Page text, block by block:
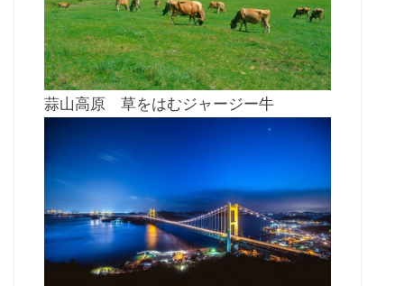
蒜山高原 草をはむジャージー牛